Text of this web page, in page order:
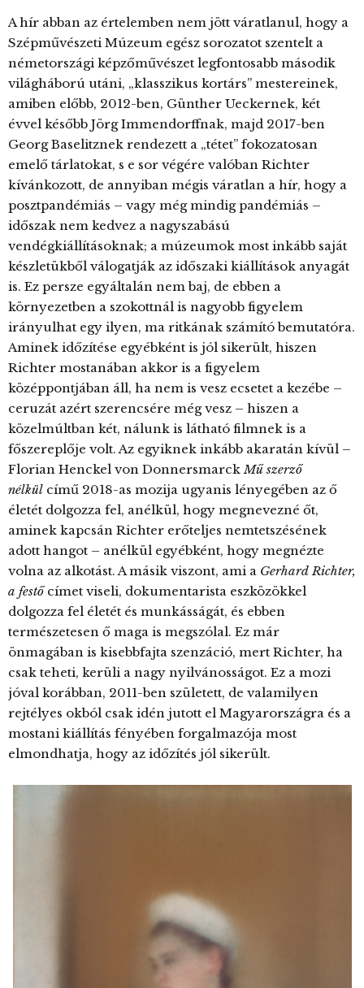
A hír abban az értelemben nem jött váratlanul, hogy a
Szépművészeti Múzeum egész sorozatot szentelt a
németországi képzőművészet legfontosabb második
világháború utáni, „klasszikus kortárs” mestereinek,
amiben előbb, 2012-ben, Günther Ueckernek, két
évvel később Jörg Immendorffnak, majd 2017-ben
Georg Baselitznek rendezett a „tétet” fokozatosan
emelő tárlatokat, s e sor végére valóban Richter
kívánkozott, de annyiban mégis váratlan a hír, hogy a
posztpandémiás – vagy még mindig pandémiás –
időszak nem kedvez a nagyszabású
vendégkiállításoknak; a múzeumok most inkább saját
készletükből válogatják az időszaki kiállítások anyagát
is. Ez persze egyáltalán nem baj, de ebben a
környezetben a szokottnál is nagyobb figyelem
irányulhat egy ilyen, ma ritkának számító bemutatóra.
Aminek időzítése egyébként is jól sikerült, hiszen
Richter mostanában akkor is a figyelem
középpontjában áll, ha nem is vesz ecsetet a kezébe –
ceruzát azért szerencsére még vesz – hiszen a
közelmúltban két, nálunk is látható filmnek is a
főszereplője volt. Az egyiknek inkább akaratán kívül –
Florian Henckel von Donnersmarck Mű szerző
nélkül című 2018-as mozija ugyanis lényegében az ő
életét dolgozza fel, anélkül, hogy megnevezné őt,
aminek kapcsán Richter erőteljes nemtetszésének
adott hangot – anélkül egyébként, hogy megnézte
volna az alkotást. A másik viszont, ami a Gerhard Richter,
a festőcímet viseli, dokumentarista eszközökkel
dolgozza fel életét és munkásságát, és ebben
természetesen ő maga is megszólal. Ez már
önmagában is kisebbfajta szenzáció, mert Richter, ha
csak teheti, kerüli a nagy nyilvánosságot. Ez a mozi
jóval korábban, 2011-ben született, de valamilyen
rejtélyes okból csak idén jutott el Magyarországra és a
mostani kiállítás fényében forgalmazója most
elmondhatja, hogy az időzítés jól sikerült.